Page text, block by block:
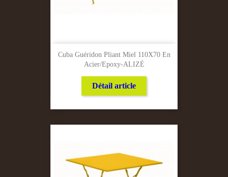
Cuba Guéridon Pliant Miel 110X70 En
Acier/Epoxy-ALIZÉ
Détail article